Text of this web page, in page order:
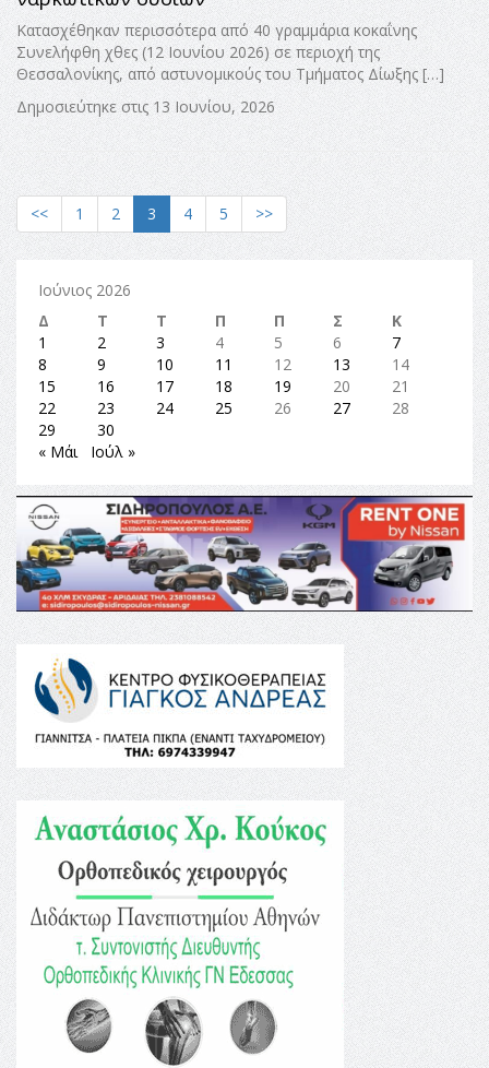
Κατασχέθηκαν περισσότερα από 40 γραμμάρια κοκαΐνης
Συνελήφθη χθες (12 Ιουνίου 2026) σε περιοχή της
Θεσσαλονίκης, από αστυνομικούς του Τμήματος Δίωξης […]
Δημοσιεύτηκε στις 13 Ιουνίου, 2026
<< 1 2 3 4 5 >>
Ιούνιος 2026
Δ
Τ Τ Π Π Σ
Κ
1
2 3 4 5 6
7
8
9 10 11 12 13
14
15
16 17 18 19 20
21
22
23 24 25 26 27
28
29
30
« Μάι
Ιούλ »